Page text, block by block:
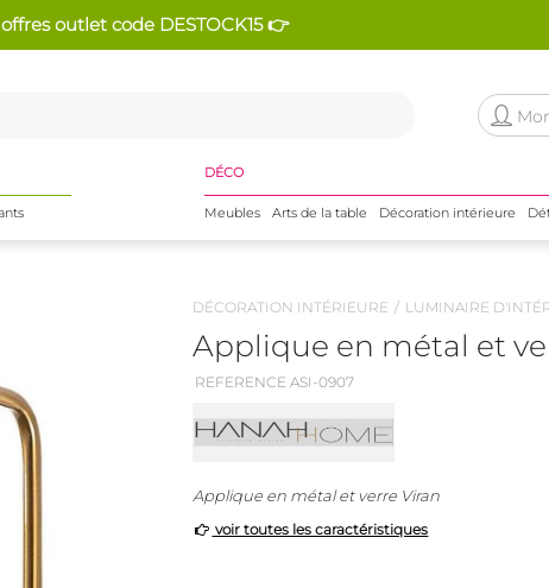
offres outlet code DESTOCK15 👉
DÉCO
Meubles Arts de la table Décoration intérieure
DÉCORATION INTÉRIEURE LUMINAIRE
Applique en métal et
REFERENCE ASI-0907
Applique en métal et verre Viran
voir toutes les caractéristiques